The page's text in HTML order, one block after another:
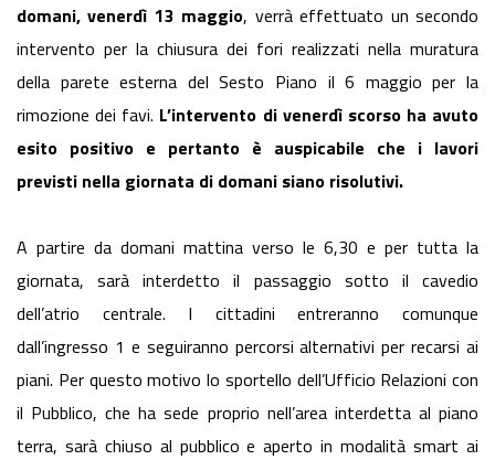
domani, venerdì 13 maggio, verrà effettuato un secondo
intervento per la chiusura dei fori realizzati nella muratura
della parete esterna del Sesto Piano il 6 maggio per la
rimozione dei favi. L’intervento di venerdì scorso ha avuto
esito positivo e pertanto è auspicabile che i lavori
previsti nella giornata di domani siano risolutivi.
A partire da domani mattina verso le 6,30 e per tutta la
giornata, sarà interdetto il passaggio sotto il cavedio
dell’atrio centrale. I cittadini entreranno comunque
dall’ingresso 1 e seguiranno percorsi alternativi per recarsi ai
piani. Per questo motivo lo sportello dell’Ufficio Relazioni con
il Pubblico, che ha sede proprio nell’area interdetta al piano
terra, sarà chiuso al pubblico e aperto in modalità smart ai